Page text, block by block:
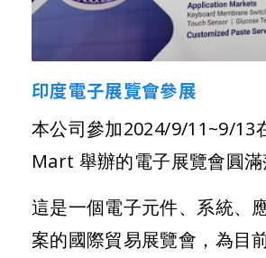
印度電子展覽會參展
本公司參加2024/9/11~9/13
Mart 舉辦的電子展覽會圓滿
這是一個電子元件、系統、
案的國際貿易展覽會，為目